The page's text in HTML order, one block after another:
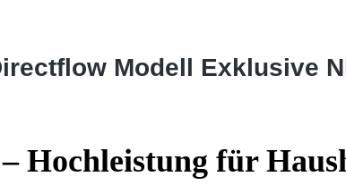
Modell Exklusive
– Hochleistung für